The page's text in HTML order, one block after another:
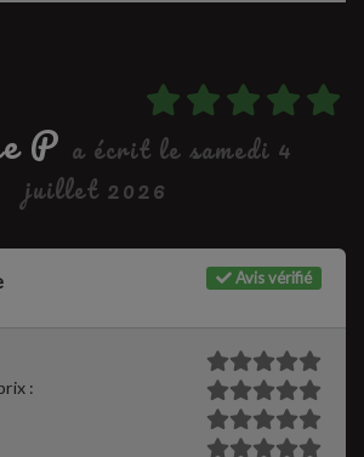
P a écrit le samedi 4
juillet 2026
Avis vérifié
: